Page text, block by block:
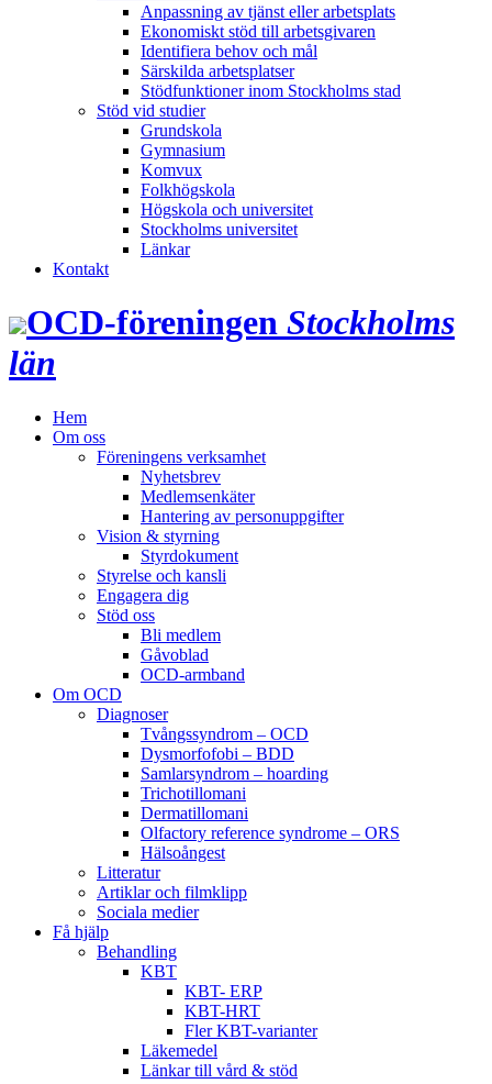
Anpassning av tjänst eller arbetsplats
Ekonomiskt stöd till arbetsgivaren
Identifiera behov och mål
Särskilda arbetsplatser
Stödfunktioner inom Stockholms stad
Stöd vid studier
Grundskola
Gymnasium
Komvux
Folkhögskola
Högskola och universitet
Stockholms universitet
Länkar
Kontakt
OCD‑föreningen Stockholms
län
Hem
Om oss
Föreningens verksamhet
Nyhetsbrev
Medlemsenkäter
Hantering av personuppgifter
Vision & styrning
Styrdokument
Styrelse och kansli
Engagera dig
Stöd oss
Bli medlem
Gåvoblad
OCD-armband
Om OCD
Diagnoser
Tvångssyndrom – OCD
Dysmorfofobi – BDD
Samlarsyndrom – hoarding
Trichotillomani
Dermatillomani
Olfactory reference syndrome – ORS
Hälsoångest
Litteratur
Artiklar och filmklipp
Sociala medier
Få hjälp
Behandling
KBT
KBT- ERP
KBT-HRT
Fler KBT-varianter
Läkemedel
Länkar till vård & stöd